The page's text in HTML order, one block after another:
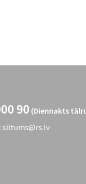
90 (Diennakts
siltums@rs.lv